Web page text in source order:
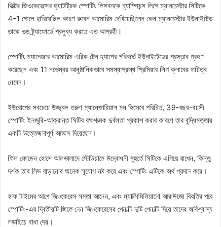
ভিক্টর জিওকেরেসের হ্যাটট্রিক স্পোর্টিং লিসবনকে চ্যাম্পিয়ন্স লিগে ম্যানচেস্টার সিটিকে
4-1 গোলে হারিয়েছিল কারণ রুবেন আমোরিম দেখিয়েছিলেন কেন ম্যানচেস্টার ইউনাইটেড
তাকে ওল্ড ট্র্যাফোর্ডে প্রলুব্ধ করতে এত আগ্রহী।
স্পোর্টিং ম্যানেজার আমোরিম এরিক টেন হ্যাগের পরিবর্তে ইউনাইটেডের প্রস্তাব গ্রহণ
করেছেন এবং 11 নভেম্বর আনুষ্ঠানিকভাবে সমস্যাগ্রস্থ প্রিমিয়ার লিগ ক্লাবের দায়িত্ব
নেবেন।
ইউরোপের সবচেয়ে উজ্জ্বল তরুণ ম্যানেজারিয়াল মন হিসেবে পরিচিত, 39-বছর-বয়সী
স্পোর্টিং ইনজুরি-আক্রান্ত সিটির রক্ষণাত্মক দুর্বলতা প্রকাশ করার কারণে তার বুদ্ধিমত্তার
একটি উত্তেজনাপূর্ণ আভাস দিয়েছেন।
ফিল ফোডেন হোসে আলভালাদে স্টেডিয়ামে উদ্বোধনী মুহুর্তে সিটিকে এগিয়ে রাখেন, কিন্তু
দর্শক তার লিড বাড়ানোর অনেক সুযোগ নষ্ট করে এবং স্পোর্টিং এটিকে অর্থ প্রদান করে।
হাফ টাইমের আগে জিওকেরেস সমতা আনেন, এবং ম্যাক্সিমিলিয়ানো আরাউজো বিরতির পরে
স্পোর্টিং-এর দ্বিতীয়টি জিতে নেন জিওকেরেসের পেনাল্টি দুটি পেনাল্টি দিয়ে তাদের অবিশ্বাস্য
লড়াইয়ে বাধা দেয়।